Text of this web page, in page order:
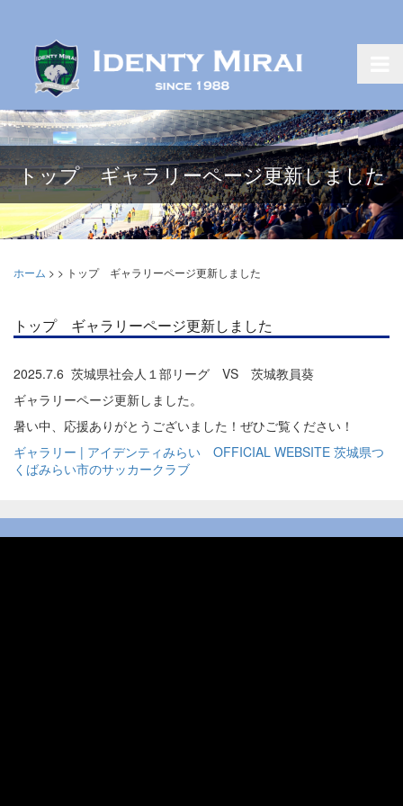
トップ ギャラリーページ更新しました
ホーム > > トップ ギャラリーページ更新しました
トップ ギャラリーページ更新しました
2025.7.6 茨城県社会人１部リーグ VS 茨城教員葵
ギャラリーページ更新しました。
暑い中、応援ありがとうございました！ぜひご覧ください！
ギャラリー | アイデンティみらい OFFICIAL WEBSITE 茨城県つ
くばみらい市のサッカークラブ